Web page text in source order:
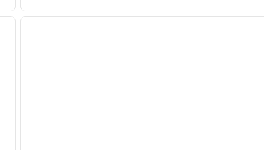
gambar berikutnya
1 dari 12